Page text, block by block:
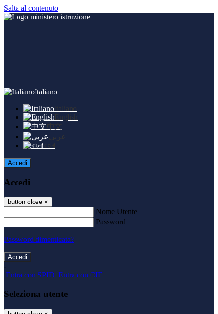
Salta al contenuto
Italiano
Italiano
English
中文
عربى
বাংলা
Accedi
Accedi
button close ×
Nome Utente
Password
Password dimenticata?
-
Entra con SPID Entra con CIE
Seleziona utente